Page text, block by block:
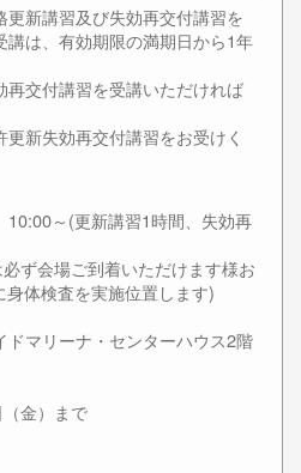
新講習及び失効再交付講習を
は、有効期限の満期日から1年
再交付講習を受講いただければ
新失効再交付講習をお受けく
～(更新講習1時間、失効再
ず会場ご到着いただけます様お
体検査を実施位置します)
ドマリーナ・センターハウス2階
（金）まで